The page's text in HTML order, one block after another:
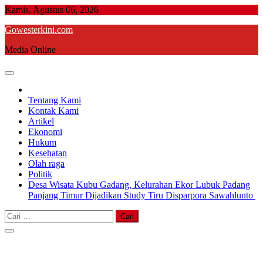
Skip
content
Kamis, Agustus 06, 2026
Gowesterkini.com
Media Online
Tentang Kami
Kontak Kami
Artikel
Ekonomi
Hukum
Kesehatan
Olah raga
Politik
Desa Wisata Kubu Gadang, Kelurahan Ekor Lubuk Padang
Panjang Timur Dijadikan Study Tiru Disparpora Sawahlunto
Cari
untuk: